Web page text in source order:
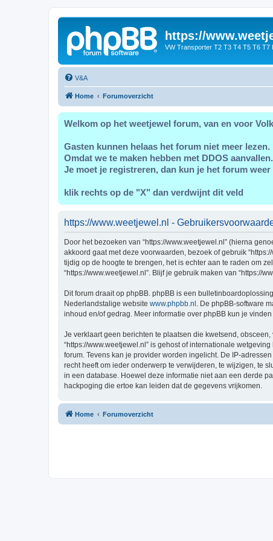
https://
VW Transporter T2 T3 T4 T5 T6 T7
V&A
Home Forumoverzicht
Welkom op het weetjewel forum, van en voor
Gasten kunnen helaas het forum niet meer lezen.
Omdat we te maken hebben met DDOS aanvallen.
Je moet je registreren, dan kun je het forum
klik rechts op de "X" dan verdwijnt dit veld
https://www.weetjewel.nl -
Door het bezoeken van “https://www.weetjewel.nl” (hierna
akkoord gaat met deze voorwaarden, bezoek of gebruik
tijdig op de hoogte te brengen, het is echter aan te raden om
“https://www.weetjewel.nl”. Blijf je gebruik maken van “https://
Dit forum draait op phpBB. phpBB is een
Nederlandstalige website www.phpbb.nl . De phpBB-software
inhoud en/of gedrag. Meer informatie over phpBB kun je
Je verklaart geen berichten te plaatsen die kwetsend,
“https://www.weetjewel.nl” is gehost of internationale
forum. Tevens kan je provider worden ingelicht. De IP-
recht heeft om ieder onderwerp te verwijderen, te wijzigen, te
in een database. Hoewel deze informatie niet aan een derde
hackpoging die ertoe kan leiden dat de gegevens vrijkomen.
Home Forumoverzicht